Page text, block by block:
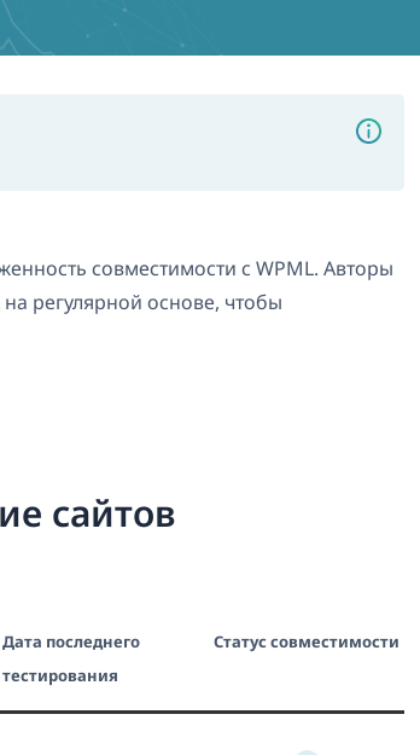
совместимости с WPML. Авторы
регулярной основе, чтобы
сайтов
Дата последнего
тестирования
Статус совместимости